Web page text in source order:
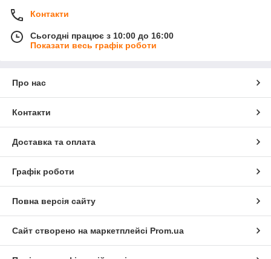
Пошта, Укрпошта
Оптові поставки для електромонтажних компаній
Постійна наявність на складі в Україні
якісний монтажний бокс для модульного обладнання
усіма необхідними комплектуючими. Замовляйте онлайн або
звертайтесь до наших менеджерів для консультації, гуртових
цін та технічної підтримки.
Контакти
Сьогодні працює з 10:00 до 16:00
Показати весь графік роботи
Про нас
Контакти
Доставка та оплата
Графік роботи
Повна версія сайту
Сайт створено на маркетплейсі Prom.ua